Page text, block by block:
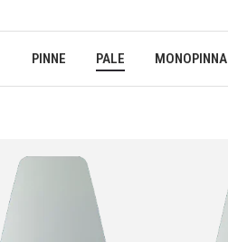
PINNE PALE MONOPINNA